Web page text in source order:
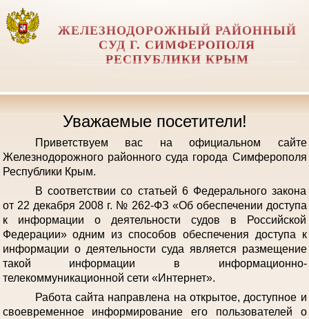
ЖЕЛЕЗНОДОРОЖНЫЙ РАЙОННЫЙ
СУД Г. СИМФЕРОПОЛЯ
РЕСПУБЛИКИ КРЫМ
Уважаемые посетители!
Приветствуем вас на официальном сайте
Железнодорожного районного суда города Симферополя
Республики Крым.
В соответствии со статьей 6 Федерального закона
от 22 декабря 2008 г. № 262-ФЗ «Об обеспечении доступа
к информации о деятельности судов в Российской
Федерации» одним из способов обеспечения доступа к
информации о деятельности суда является размещение
такой информации в информационно-
телекоммуникационной сети «Интернет».
Работа сайта направлена на открытое, доступное и
своевременное информирование его пользователей о